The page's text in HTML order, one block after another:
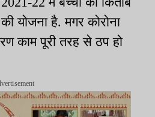
योजना है. मगर कोरोना
काम पूरी तरह से ठप हो